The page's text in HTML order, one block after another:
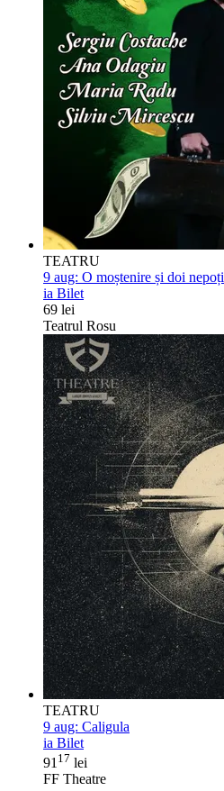
TEATRU
9 aug: O moștenire și doi nepoți
ia Bilet
69 lei
Teatrul Rosu
TEATRU
9 aug: Caligula
ia Bilet
91 17 lei
FF Theatre